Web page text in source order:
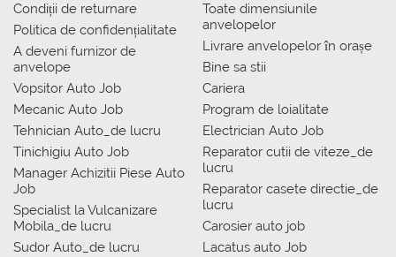
Condiții de returnare
Politica de confidențialitate
A deveni furnizor de
anvelope
Vopsitor Auto Job
Mecanic Auto Job
Tehnician Auto_de lucru
Tinichigiu Auto Job
Manager Achizitii Piese Auto
Job
Specialist la Vulcanizare
Mobila_de lucru
Sudor Auto_de lucru
Toate dimensiunile
anvelopelor
Livrare anvelopelor în orașe
Bine sa stii
Cariera
Program de loialitate
Electrician Auto Job
Reparator cutii de viteze_de
lucru
Reparator casete directie_de
lucru
Carosier auto job
Lacatus auto Job